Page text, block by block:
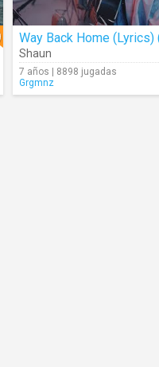
Shaun
7 años | 8898 jugadas
Grgmnz